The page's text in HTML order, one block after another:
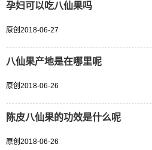
孕妇可以吃八仙果吗
原创 2018-06-27
八仙果产地是在哪里呢
原创 2018-06-26
陈皮八仙果的功效是什么呢
原创 2018-06-26